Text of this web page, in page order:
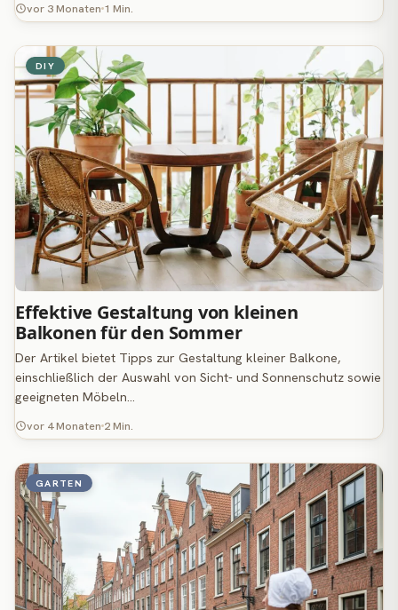
vor 3 Monaten 1 Min.
DIY
Effektive Gestaltung von kleinen
Balkonen für den Sommer
Der Artikel bietet Tipps zur Gestaltung kleiner Balkone,
einschließlich der Auswahl von Sicht- und Sonnenschutz sowie
geeigneten Möbeln…
vor 4 Monaten 2 Min.
GARTEN